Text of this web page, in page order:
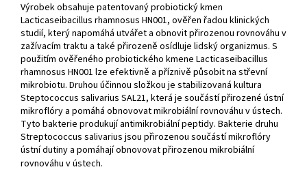
Výrobek obsahuje patentovaný probiotický kmen
Lacticaseibacillus rhamnosus HN001, ověřen řadou klinických
studií, který napomáhá utvářet a obnovit přirozenou rovnováhu v
zažívacím traktu a také přirozeně osídluje lidský organizmus. S
použitím ověřeného probiotického kmene Lacticaseibacillus
rhamnosus HN001 lze efektivně a příznivě působit na střevní
mikrobiotu. Druhou účinnou složkou je stabilizovaná kultura
Steptococcus salivarius SAL21, která je součástí přirozené ústní
mikroflóry a pomáhá obnovovat mikrobiální rovnováhu v ústech.
Tyto bakterie produkují antimikrobiální peptidy. Bakterie druhu
Streptococcus salivarius jsou přirozenou součástí mikroflóry
ústní dutiny a pomáhají obnovovat přirozenou mikrobiální
rovnováhu v ústech.